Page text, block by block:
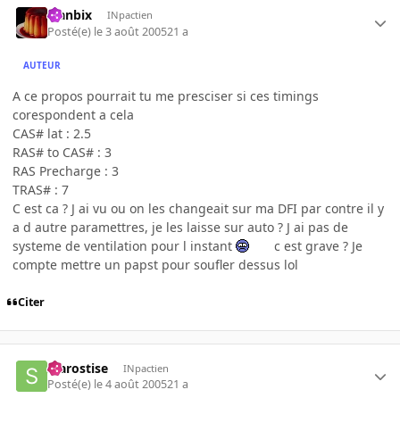
Flanbix INpactien
Posté(e) le 3 août 200521 a
AUTEUR
A ce propos pourrait tu me presciser si ces timings
corespondent a cela
CAS# lat : 2.5
RAS# to CAS# : 3
RAS Precharge : 3
TRAS# : 7
C est ca ? J ai vu ou on les changeait sur ma DFI par contre il y
a d autre paramettres, je les laisse sur auto ? J ai pas de
systeme de ventilation pour l instant
c est grave ? Je
compte mettre un papst pour soufler dessus lol
Citer
starostise INpactien
Posté(e) le 4 août 200521 a